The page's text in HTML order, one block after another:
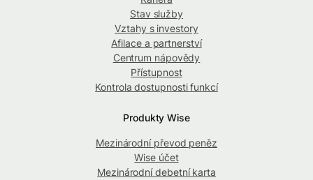
Stav služby
Vztahy s investory
Afilace a partnerství
Centrum nápovědy
Přístupnost
Kontrola dostupnosti funkcí
Produkty Wise
Mezinárodní převod peněz
Wise účet
Mezinárodní debetní karta